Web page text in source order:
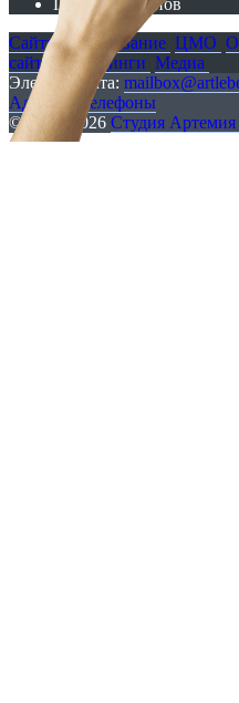
Сайты Образование ЦМО
сайты и лендинги Медиа
Электропочта:
Адреса и телефоны
© 1995–2026 Студия Артемия